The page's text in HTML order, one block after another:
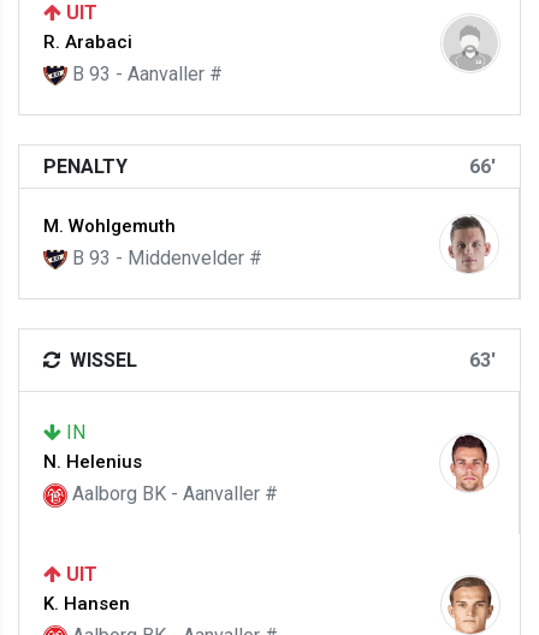
UIT
R. Arabaci
B 93 - Aanvaller #
PENALTY 66'
M. Wohlgemuth
B 93 - Middenvelder #
WISSEL 63'
IN
N. Helenius
Aalborg BK - Aanvaller #
UIT
K. Hansen